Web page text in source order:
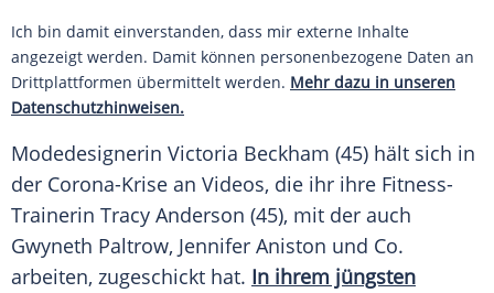
Ich bin damit einverstanden, dass mir externe Inhalte
angezeigt werden. Damit können personenbezogene Daten an
Drittplattformen übermittelt werden. Mehr dazu in unseren
Datenschutzhinweisen.
Modedesignerin Victoria Beckham (45) hält sich in
der Corona-Krise an Videos, die ihr ihre Fitness-
Trainerin Tracy Anderson (45), mit der auch
Gwyneth Paltrow, Jennifer Aniston und Co.
arbeiten, zugeschickt hat. In ihrem jüngsten